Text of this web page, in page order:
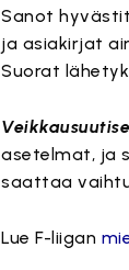
Sanot
ja asiakirjat
Suorat
asetelmat, ja
saattaa
Lue F-liigan